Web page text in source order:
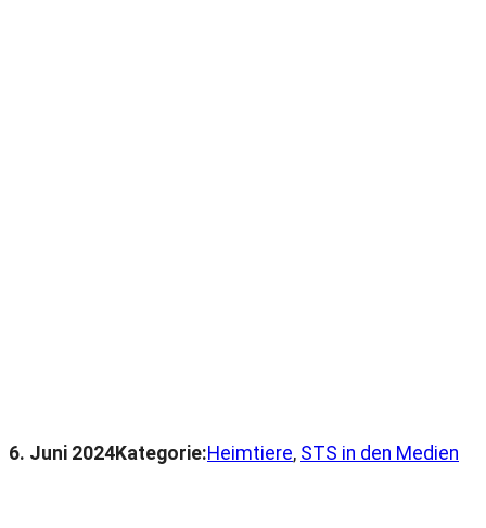
6. Juni 2024Kategorie:Heimtiere, STS in den Medien